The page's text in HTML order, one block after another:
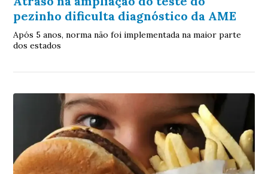
pezinho dificulta diagnóstico da AME
Após 5 anos, norma não foi implementada na maior parte
dos estados